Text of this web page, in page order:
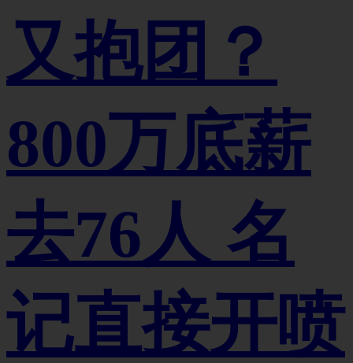
又抱团？
800万底薪
去76人 名
记直接开喷